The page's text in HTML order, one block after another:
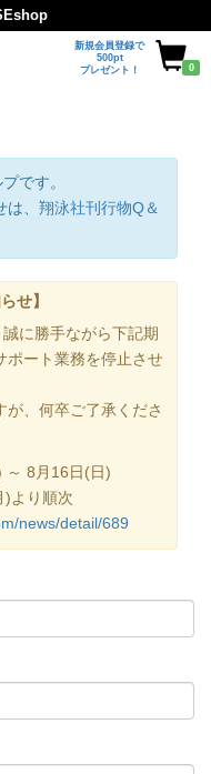
新規会員登録で
500pt
プレゼント！
0
です。
、 翔泳社刊行物Q＆
せ】
に勝手ながら下記期
ポート業務を停止させ
、何卒ご了承くださ
8月16日(日)
より順次
news/detail/689